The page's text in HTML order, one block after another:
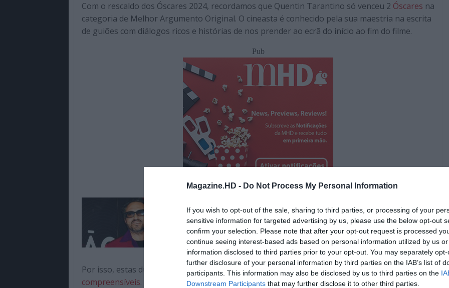
Magazine.HD - Do Not Process My Personal Information
If you wish to opt-out of the sale, sharing to third parties, or processing of your
sensitive information for targeted advertising by us, please use the below opt-out
confirm your selection. Please note that after your opt-out request is processed
continue seeing interest-based ads based on personal information utilized by us
information disclosed to third parties prior to your opt-out. You may separately
further disclosure of your personal information by third parties on the IAB’s list of
participants. This information may also be disclosed by us to third parties on the
Downstream Participants that may further disclose it to other third parties.
Com o rescaldo dos Óscares 2024, recordamos que Quentin Tarantino só venceu 2 Óscares na
categoria de Melhor Argumento Original. O cineasta é conhecido pela sua maestria na escrita
de guiões com diálogos ricos e histórias de nos prender ao ecrã do início ao fim do filme.
Pub
Lê Também:
Estes são os últimos finalistas do Festival da Canção 2024!
Por isso, estas duas vitórias com “Pulp Fiction” e “Django Libertado” são totalmente
compreensíveis. Na hora de escolher o seu guião favorito,Quentin Tarantino foi ao cinema